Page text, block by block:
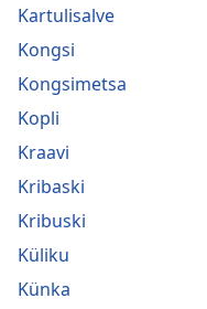
Kartulisalve
Kongsi
Kongsimetsa
Kopli
Kraavi
Kribaski
Kribuski
Küliku
Künka